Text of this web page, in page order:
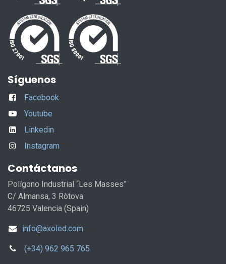
Síguenos
Facebook
Youtube
Linkedin
Instagram
Contáctanos
Polígono Industrial “Les Masses”
C/ Almansa, 3 Ròtova
46725 Valencia (Spain)
info@axoled.com
(+34) 962 965 765